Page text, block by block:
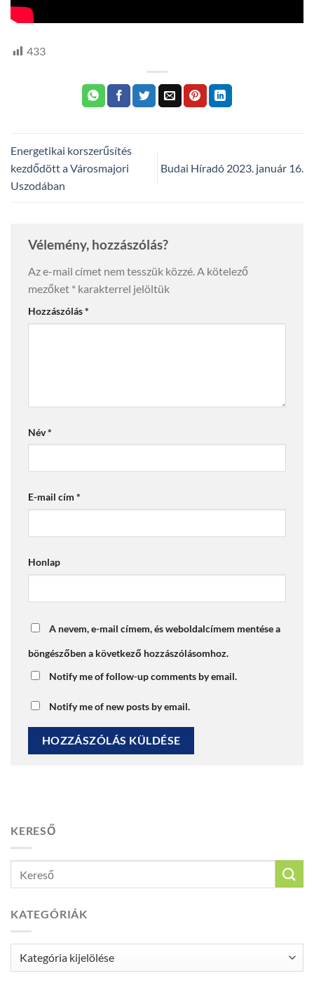
433
Energetikai korszerűsítés
kezdődött a Városmajori
Uszodában
Budai Híradó 2023. január 16.
Vélemény, hozzászólás?
Az e-mail címet nem tesszük közzé. A kötelező
mezőket * karakterrel jelöltük
Hozzászólás*
Név*
E-mail cím *
Honlap
A nevem, e-mail címem, és weboldalcímem mentése a
böngészőben a következő hozzászólásomhoz.
Notify me of follow-up comments by email.
Notify me of new posts by email.
KERESŐ
KATEGÓRIÁK
Kategóriák